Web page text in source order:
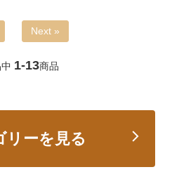
Next »
1-13商品
リーを見る